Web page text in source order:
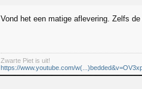
Vond het een matige aflevering. Zelfs
Zwarte Piet is uit!
https://www.youtube.com/